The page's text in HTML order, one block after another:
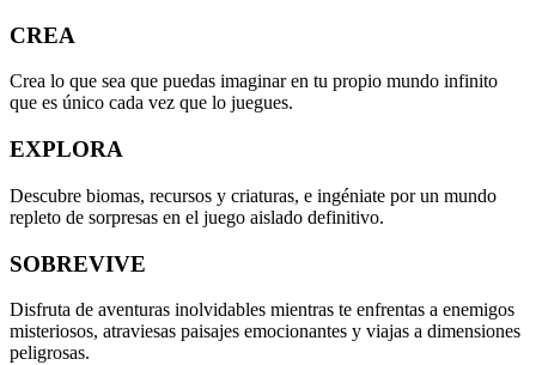
CREA
Crea lo que sea que puedas imaginar en tu propio mundo infinito
que es único cada vez que lo juegues.
EXPLORA
Descubre biomas, recursos y criaturas, e ingéniate por un mundo
repleto de sorpresas en el juego aislado definitivo.
SOBREVIVE
Disfruta de aventuras inolvidables mientras te enfrentas a enemigos
misteriosos, atraviesas paisajes emocionantes y viajas a dimensiones
peligrosas.